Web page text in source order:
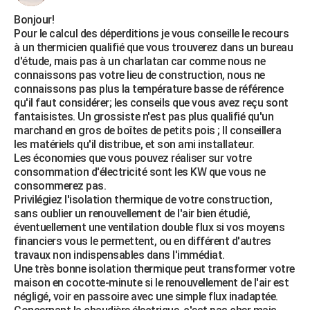
Bonjour!
Pour le calcul des déperditions je vous conseille le recours
à un thermicien qualifié que vous trouverez dans un bureau
d'étude, mais pas à un charlatan car comme nous ne
connaissons pas votre lieu de construction, nous ne
connaissons pas plus la température basse de référence
qu'il faut considérer; les conseils que vous avez reçu sont
fantaisistes. Un grossiste n'est pas plus qualifié qu'un
marchand en gros de boîtes de petits pois ; Il conseillera
les matériels qu'il distribue, et son ami installateur.
Les économies que vous pouvez réaliser sur votre
consommation d'électricité sont les KW que vous ne
consommerez pas.
Privilégiez l'isolation thermique de votre construction,
sans oublier un renouvellement de l'air bien étudié,
éventuellement une ventilation double flux si vos moyens
financiers vous le permettent, ou en différent d'autres
travaux non indispensables dans l'immédiat.
Une très bonne isolation thermique peut transformer votre
maison en cocotte-minute si le renouvellement de l'air est
négligé, voir en passoire avec une simple flux inadaptée.